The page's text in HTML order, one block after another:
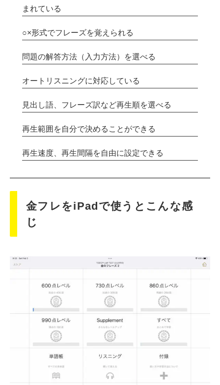
まれている
○×形式でフレーズを覚えられる
問題の解答方法（入力方法）を選べる
オートリスニングに対応している
見出し語、フレーズ訳など再生順を選べる
再生範囲を自分で決めることができる
再生速度、再生間隔を自由に設定できる
金フレをiPadで使うとこんな感
じ